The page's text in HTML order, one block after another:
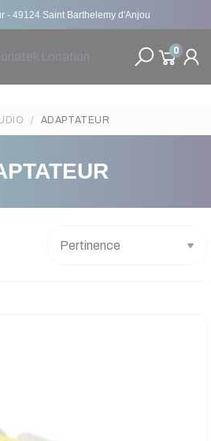
- 49124 Saint Barthelemy d'Anjou
0
ADAPTATEUR